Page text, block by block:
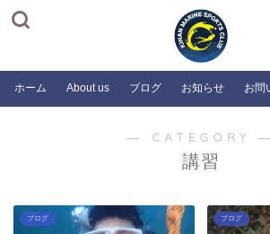
ホーム About us ブログ お知らせ お問
― CATEGORY ―
講習
ブログ ブログ